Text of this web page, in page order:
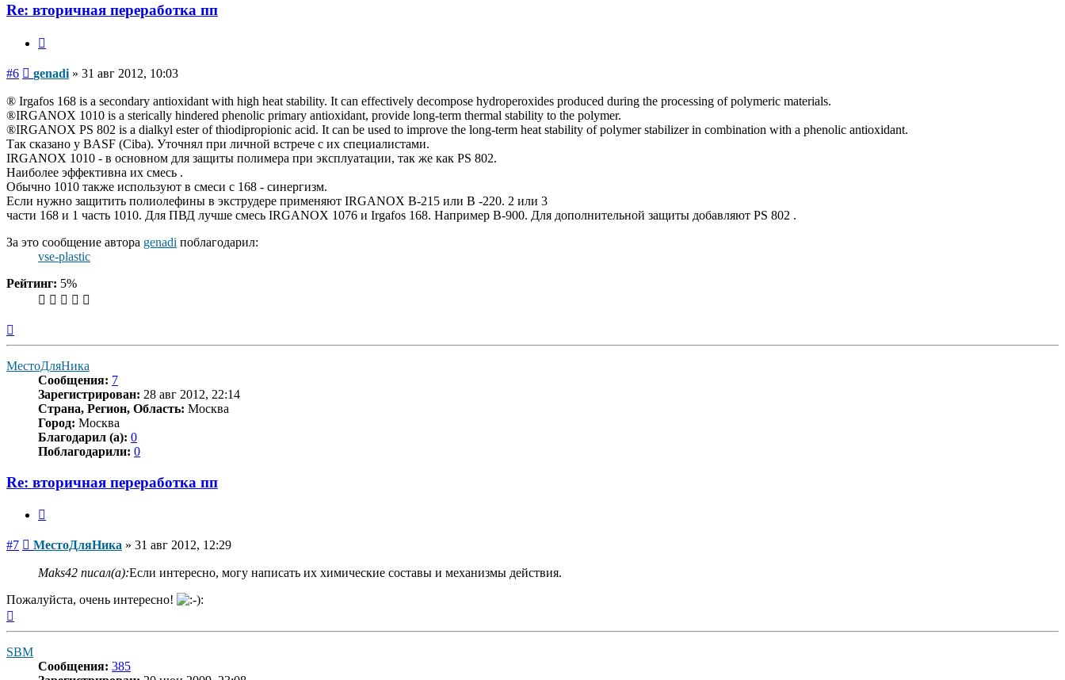
Re: вторичная переработка пп
#6 Сообщение
genadi » 31 авг 2012, 10:03
‎® Irgafos 168 is a secondary antioxidant with high heat stability. It can effectively decompose ‎hydroperoxides produced during the processing of polymeric materials.‎
‎®IRGANOX 1010 is a sterically hindered phenolic primary antioxidant, provide long-term thermal stability to ‎the polymer.‎
‎®IRGANOX PS 802 is a dialkyl ester of thiodipropionic acid. It can be used to improve the long-term heat ‎stability of polymer stabilizer in combination with a phenolic antioxidant.‎
Так сказано у BASF (Ciba). Уточнял при личной встрече с их специалистами.
IRGANOX 1010 - в основном для защиты полимера при эксплуатации, так же как PS 802.
Наиболее эффективна их смесь .
Обычно 1010 также используют в смеси с 168 - синергизм.
Если нужно защитить полиолефины в экструдере применяют IRGANOX B-215 или В -220. 2 или 3
части 168 и 1 часть 1010. Для ПВД лучше смесь IRGANOX 1076 и Irgafos 168. Например В-900. Для дополнительной защиты добавляют PS 802 .
За это сообщение автора genadi поблагодарил:
vse-plastic
Рейтинг: 5%
МестоДляНика
Сообщения: 7
Зарегистрирован: 28 авг 2012, 22:14
Страна, Регион, Область: Москва
Город: Москва
Благодарил (а): 0
Поблагодарили: 0
Re: вторичная переработка пп
#7 Сообщение
МестоДляНика » 31 авг 2012, 12:29
Maks42 писал(а):Если интересно, могу написать их химические составы и механизмы действия.
Пожалуйста, очень интересно!
к
SBM
Сообщения: 385